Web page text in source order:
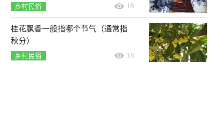
乡村民俗 18
桂花飘香一般指哪个节气（通常指
秋分）
乡村民俗 18